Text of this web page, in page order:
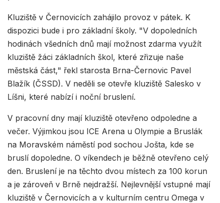
Kluziště v Černovicích zahájilo provoz v pátek. K
dispozici bude i pro základní školy. "V dopoledních
hodinách všedních dnů mají možnost zdarma využít
kluziště žáci základních škol, které zřizuje naše
městská část," řekl starosta Brna-Černovic Pavel
Blažík (ČSSD). V neděli se otevře kluziště Salesko v
Líšni, které nabízí i noční bruslení.
V pracovní dny mají kluziště otevřeno odpoledne a
večer. Výjimkou jsou ICE Arena u Olympie a Bruslák
na Moravském náměstí pod sochou Jošta, kde se
bruslí dopoledne. O víkendech je běžně otevřeno celý
den. Bruslení je na těchto dvou místech za 100 korun
a je zároveň v Brně nejdražší. Nejlevnější vstupné mají
kluziště v Černovicích a v kulturním centru Omega v